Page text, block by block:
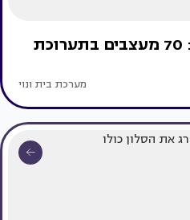
כשהאור הופך לעיצוב: 70 מעצבים בתערוכת
מערכת בית ונוי